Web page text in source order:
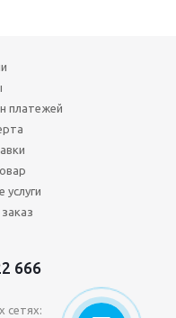
платежей
666
сетях: